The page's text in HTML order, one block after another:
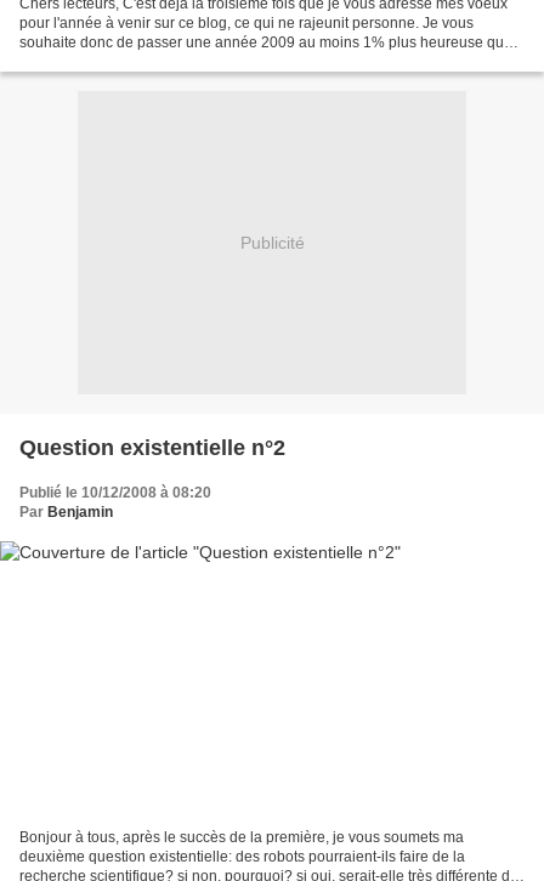
Chers lecteurs, C'est déjà la troisième fois que je vous adresse mes voeux
pour l'année à venir sur ce blog, ce qui ne rajeunit personne. Je vous
souhaite donc de passer une année 2009 au moins 1% plus heureuse que
Publicité
Question existentielle n°2
Publié le 10/12/2008 à 08:20
Par Benjamin
Bonjour à tous, après le succès de la première, je vous soumets ma
deuxième question existentielle: des robots pourraient-ils faire de la
recherche scientifique? si non, pourquoi? si oui, serait-elle très différente de